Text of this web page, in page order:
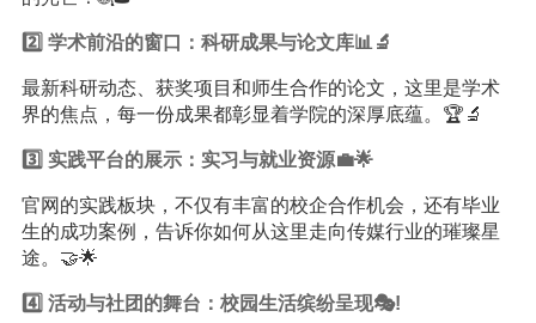
2️⃣ 学术前沿的窗口：科研成果与论文库📊🔬
最新科研动态、获奖项目和师生合作的论文，这里是学术
界的焦点，每一份成果都彰显着学院的深厚底蕴。🏆🔬
3️⃣ 实践平台的展示：实习与就业资源💼🌟
官网的实践板块，不仅有丰富的校企合作机会，还有毕业
生的成功案例，告诉你如何从这里走向传媒行业的璀璨星
途。🤝🌟
4️⃣ 活动与社团的舞台：校园生活缤纷呈现🎭!